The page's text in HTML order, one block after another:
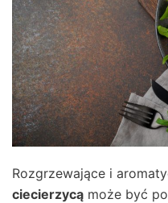
Rozgrzewające i
ciecierzycą może być